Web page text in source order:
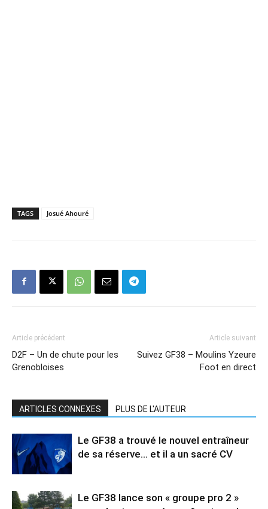
TAGS Josué Ahouré
Article précédent
D2F – Un de chute pour les
Grenobloises
Article suivant
Suivez GF38 – Moulins Yzeure
Foot en direct
ARTICLES CONNEXES PLUS DE L'AUTEUR
Le GF38 a trouvé le nouvel entraîneur
de sa réserve… et il a un sacré CV
Le GF38 lance son « groupe pro 2 »